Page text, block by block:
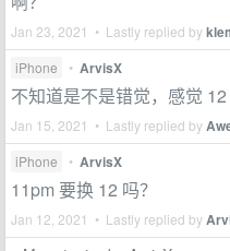
Jan 23, 2021 • Lastly replied by
iPhone • ArvisX
不知道是不是错觉，感觉 12
Jan 15, 2021 • Lastly replied by
iPhone • ArvisX
11pm 要换 12 吗？
Jan 12, 2021 • Lastly replied by